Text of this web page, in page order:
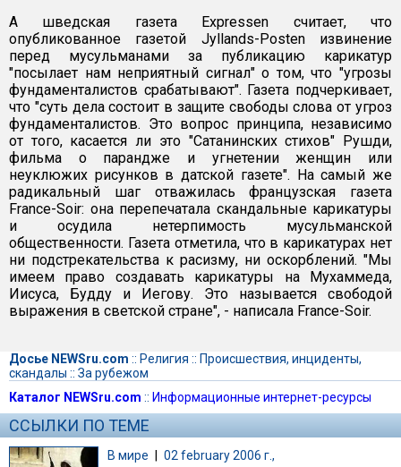
А шведская газета Expressen считает, что
опубликованное газетой Jyllands-Posten извинение
перед мусульманами за публикацию карикатур
"посылает нам неприятный сигнал" о том, что "угрозы
фундаменталистов срабатывают". Газета подчеркивает,
что "суть дела состоит в защите свободы слова от угроз
фундаменталистов. Это вопрос принципа, независимо
от того, касается ли это "Сатанинских стихов" Рушди,
фильма о парандже и угнетении женщин или
неуклюжих рисунков в датской газете". На самый же
радикальный шаг отважилась французская газета
France-Soir: она перепечатала скандальные карикатуры
и осудила нетерпимость мусульманской
общественности. Газета отметила, что в карикатурах нет
ни подстрекательства к расизму, ни оскорблений. "Мы
имеем право создавать карикатуры на Мухаммеда,
Иисуса, Будду и Иегову. Это называется свободой
выражения в светской стране", - написала France-Soir.
Досье NEWSru.com :: Религия :: Происшествия, инциденты,
скандалы :: За рубежом
Каталог NEWSru.com :: Информационные интернет-ресурсы
ССЫЛКИ ПО ТЕМЕ
В мире | 02 february 2006 г.,